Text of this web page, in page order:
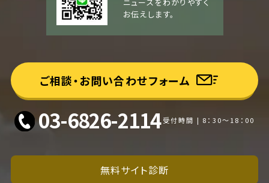
お伝えします。
ご相談・お問い合わせフォーム
03-6826-2114 受付時間 | 8：30～18：00
無料サイト診断